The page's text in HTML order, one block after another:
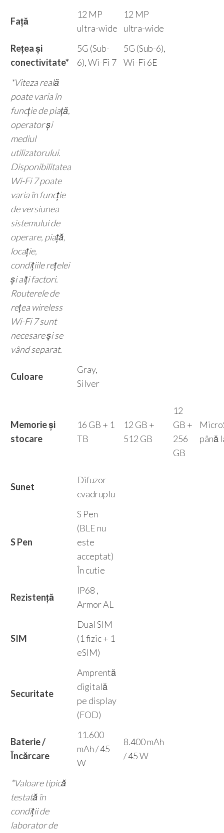
Față
12 MP
ultra-wide
12 MP
ultra-wide
Rețea și
conectivitate*
5G (Sub-
6), Wi-Fi 7
5G (Sub-6),
Wi-Fi 6E
*Viteza reală
poate varia în
funcție de piață,
operator și
mediul
utilizatorului.
Disponibilitatea
Wi-Fi 7 poate
varia în funcție
de versiunea
sistemului de
operare, piață,
locație,
condițiile rețelei
și alți factori.
Routerele de
rețea wireless
Wi-Fi 7 sunt
necesare și se
vând separat.
Culoare
Gray,
Silver
Memorie și
stocare
16 GB + 1
TB
12 GB +
512 GB
12
GB +
256
GB
până
Sunet
Difuzor
cvadruplu
S Pen
S Pen
(BLE nu
este
acceptat)
În cutie
Rezistență
IP68 ,
Armor AL
SIM
Dual SIM
(1 fizic + 1
eSIM)
Securitate
Amprentă
digitală
pe display
(FOD)
Baterie /
Încărcare
11.600
mAh / 45
W
8.400 mAh
/ 45 W
*Valoare tipică
testată în
condiții de
laborator de